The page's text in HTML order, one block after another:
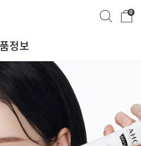
0
정보